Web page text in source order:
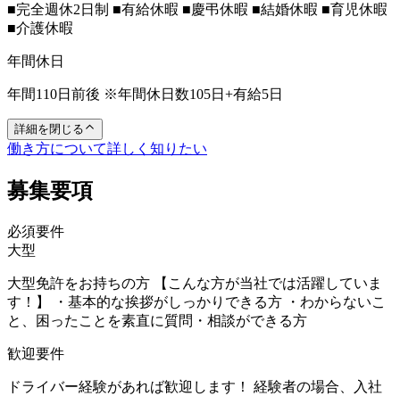
■完全週休2日制 ■有給休暇 ■慶弔休暇 ■結婚休暇 ■育児休暇
■介護休暇
年間休日
年間110日前後 ※年間休日数105日+有給5日
詳細を閉じる
働き方について詳しく知りたい
募集要項
必須要件
大型
大型免許をお持ちの方 【こんな方が当社では活躍していま
す！】 ・基本的な挨拶がしっかりできる方 ・わからないこ
と、困ったことを素直に質問・相談ができる方
歓迎要件
ドライバー経験があれば歓迎します！ 経験者の場合、入社